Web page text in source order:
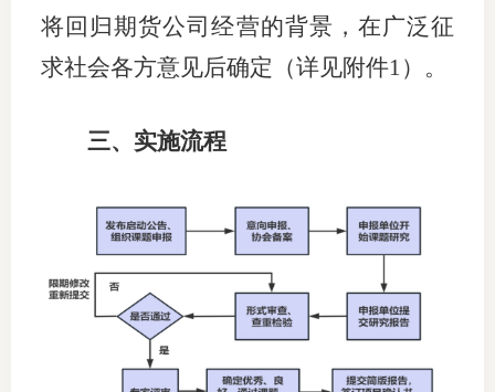
将 回归期货公司经营的背景，在广泛征
求社会各方意见后确定（详见附件1）。
三、 实施流程